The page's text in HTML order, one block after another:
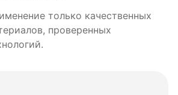
только качественных
проверенных